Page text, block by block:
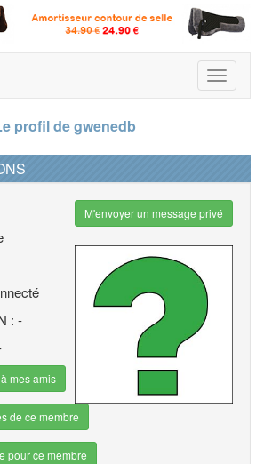
Toggle
profil de gwenedb
: -
mes amis
de ce membre
pour ce membre
M'envoyer un message privé